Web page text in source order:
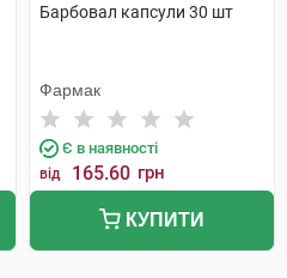
Барбовал капсули 30 шт
Фармак
Є в наявності
від 165.60 грн
КУПИТИ